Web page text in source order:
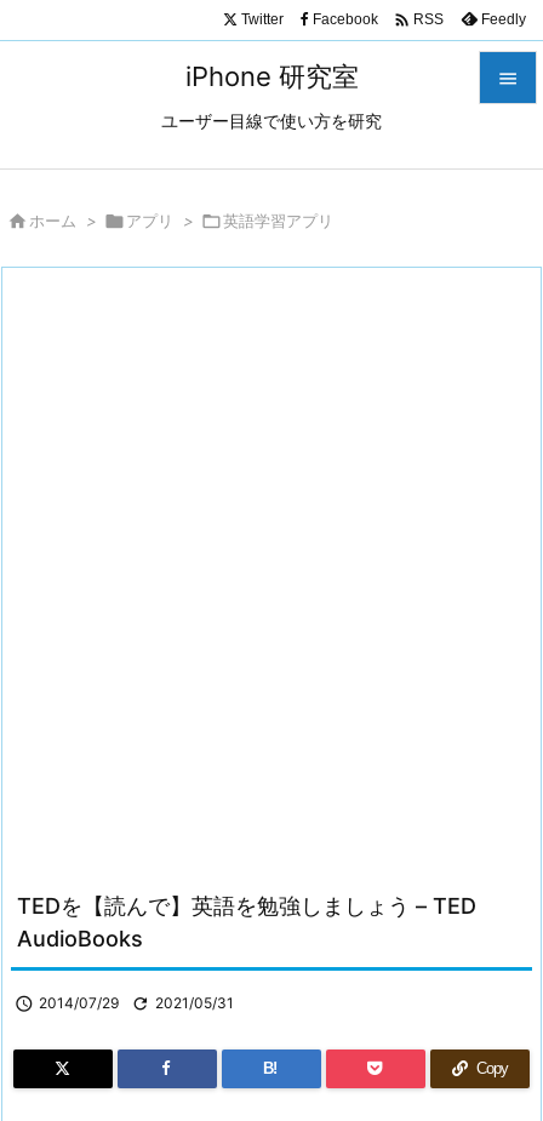
iPhone 研究室
ユーザー目線で使い方を研究

Twitter Facebook  RSS Feedly
 ホーム > アプリ > 英語学習アプリ
TEDを【読んで】英語を勉強しましょう – TED
AudioBooks
 2014/07/29  2021/05/31
B! Copy